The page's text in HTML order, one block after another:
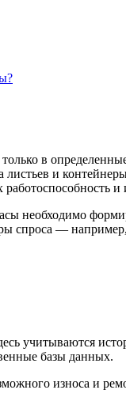
в
и
необходимо
спроса —
учитываются
базы данных.
износа и